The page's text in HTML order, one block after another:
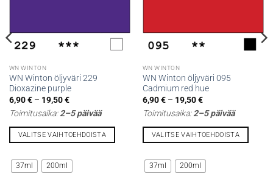
WN WINTON
WN Winton öljyväri 229
Dioxazine purple
6,90€ – 19,50€Hintaluokka:
-
Toimitusaika:2–5 päivää
VALITSE VAIHTOEHDOISTA
tuotteella
on
37ml 200ml
WN WINTON
WN Winton öljyväri 095
Cadmium red hue
6,90€ – 19,50€Hintaluokka:
-
Toimitusaika:2–5 päivää
VALITSE VAIHTOEHDOISTA
tuotteella
on
37ml 200ml